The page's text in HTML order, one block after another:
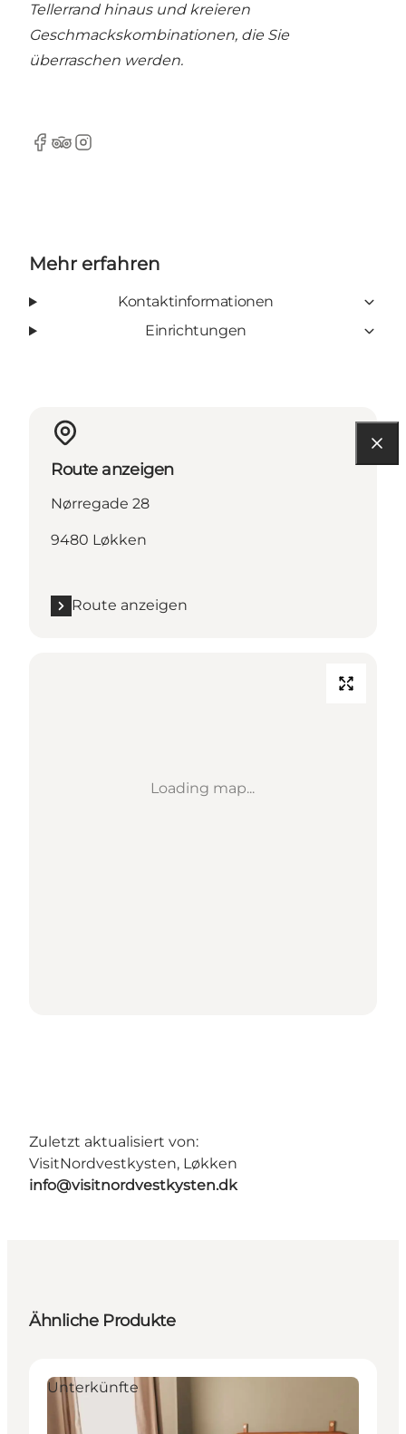
Tellerrand hinaus und kreieren
Geschmackskombinationen, die Sie
überraschen werden.
Facebook
TripAdvisor
Instagram
Mehr erfahren
Kontaktinformationen
Einrichtungen
Route anzeigen
Nørregade 28
9480 Løkken
Route anzeigen
Loading map...
Zuletzt aktualisiert von:
VisitNordvestkysten, Løkken
info@visitnordvestkysten.dk
Ähnliche Produkte
Unterkünfte